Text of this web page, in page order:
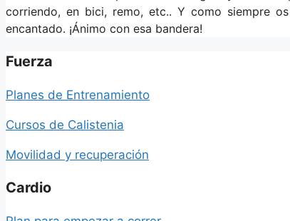
corriendo, en bici, remo, etc.. Y como siempre
encantado. ¡Ánimo con esa bandera!
Fuerza
Planes de Entrenamiento
Cursos de Calistenia
Movilidad y recuperación
Cardio